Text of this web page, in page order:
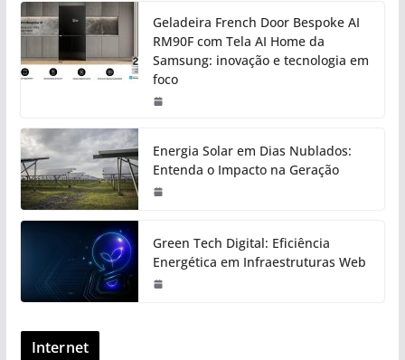
Geladeira French Door Bespoke AI
RM90F com Tela AI Home da
Samsung: inovação e tecnologia em
foco
Energia Solar em Dias Nublados:
Entenda o Impacto na Geração
Green Tech Digital: Eficiência
Energética em Infraestruturas Web
Internet